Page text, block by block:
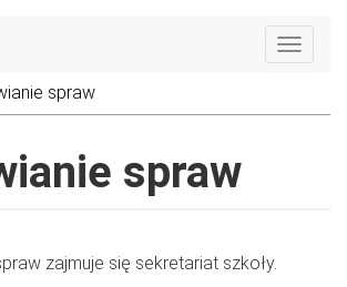
Toggle
spraw
spraw
zajmuje się sekretariat szkoły.